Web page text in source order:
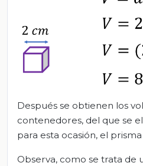
Después se obtienen los
contenedores, del que se
para esta ocasión, el
Observa, como se trata de